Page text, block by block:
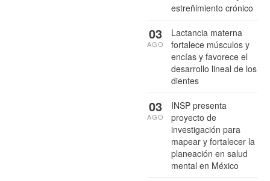
estreñimiento crónico
Lactancia materna
fortalece músculos y
encías y favorece el
desarrollo lineal de los
dientes
03
AGO
INSP presenta
proyecto de
investigación para
mapear y fortalecer la
planeación en salud
mental en México
03
AGO